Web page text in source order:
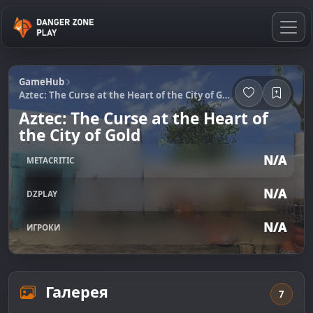
GameHub
Aztec: The Curse at the Heart of the City of Gold
Aztec: The Curse at the Heart of
the City of Gold
METACRITIC N/A
DZPLAY N/A
ИГРОКИ N/A
Галерея 7